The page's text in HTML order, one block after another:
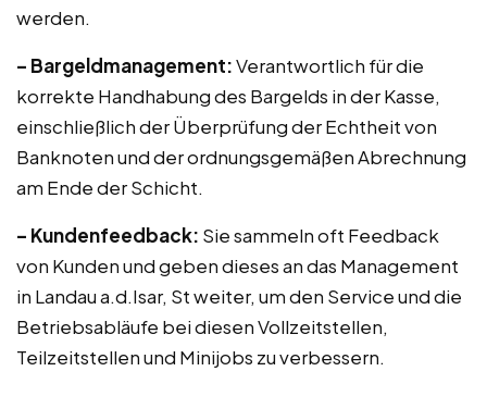
werden.
– Bargeldmanagement:Verantwortlich für die
korrekte Handhabung des Bargelds in der Kasse,
einschließlich der Überprüfung der Echtheit von
Banknoten und der ordnungsgemäßen Abrechnung
am Ende der Schicht.
– Kundenfeedback: Sie sammeln oft Feedback
von Kunden und geben dieses an das Management
in Landau a.d.Isar, St weiter, um den Service und die
Betriebsabläufe bei diesen Vollzeitstellen,
Teilzeitstellen und Minijobs zu verbessern.